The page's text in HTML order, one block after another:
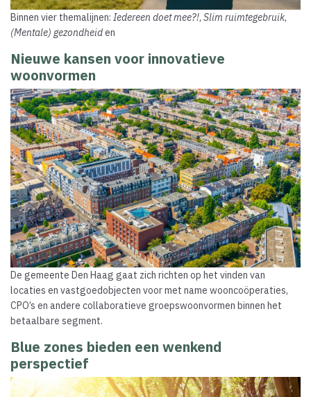
Binnen vier themalijnen: Iedereen doet mee?!, Slim ruimtegebruik,
(Mentale) gezondheiden
Nieuwe kansen voor innovatieve
woonvormen
De gemeente Den Haag gaat zich richten op het vinden van
locaties en vastgoedobjecten voor met name wooncoöperaties,
CPO’s en andere collaboratieve groepswoonvormen binnen het
betaalbare segment.
Blue zones bieden een wenkend
perspectief